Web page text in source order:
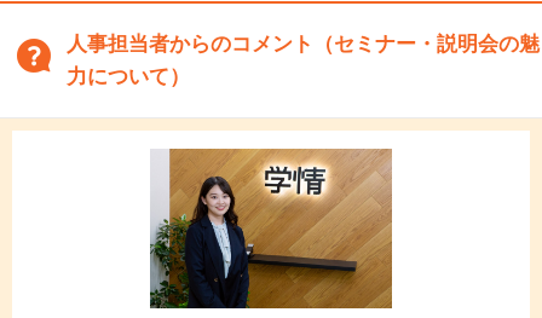
人事担当者からのコメント（セミナー・説明会の魅
力について）